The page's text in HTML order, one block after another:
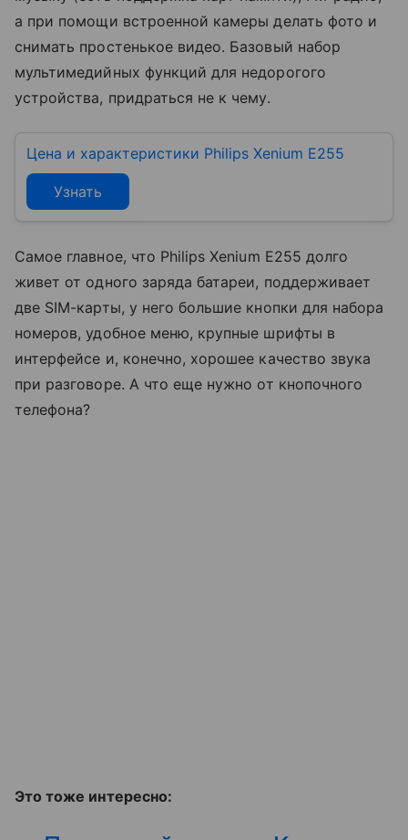
а при помощи встроенной камеры делать фото и
снимать простенькое видео. Базовый набор
мультимедийных функций для недорогого
устройства, придраться не к чему.
Цена и характеристики Philips Xenium E255
Узнать
Самое главное, что Philips Xenium E255 долго
живет от одного заряда батареи, поддерживает
две SIM-карты, у него большие кнопки для набора
номеров, удобное меню, крупные шрифты в
интерфейсе и, конечно, хорошее качество звука
при разговоре. А что еще нужно от кнопочного
телефона?
Это тоже интересно: